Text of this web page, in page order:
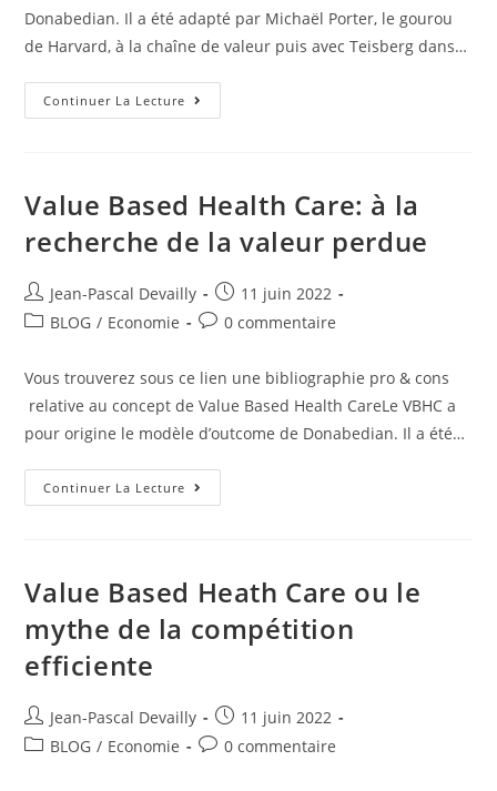
Donabedian. Il a été adapté par Michaël Porter, le gourou
de Harvard, à la chaîne de valeur puis avec Teisberg dans…
Continuer La Lecture
Value Based Health Care: à la
recherche de la valeur perdue
Jean-Pascal Devailly
11 juin 2022
BLOG / Economie 0 commentaire
Vous trouverez sous ce lien une bibliographie pro & cons
relative au concept de Value Based Health CareLe VBHC a
pour origine le modèle d’outcome de Donabedian. Il a été…
Continuer La Lecture
Value Based Heath Care ou le
mythe de la compétition
efficiente
Jean-Pascal Devailly
11 juin 2022
BLOG / Economie 0 commentaire